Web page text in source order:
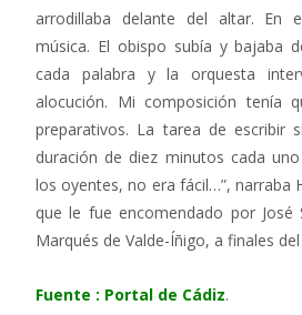
arrodillaba delante del altar. En
música. El obispo subía y bajaba
cada palabra y la orquesta
alocución. Mi composición tenía
preparativos. La tarea de escribir
duración de diez minutos cada
los oyentes, no era fácil…”, narraba
que le fue encomendado por José
Marqués de Valde-Íñigo, a finales del
Fuente : Portal de Cádiz.